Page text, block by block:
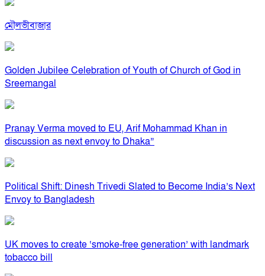
মৌলভীবাজার
Golden Jubilee Celebration of Youth of Church of God in
Sreemangal
Pranay Verma moved to EU, Arif Mohammad Khan in
discussion as next envoy to Dhaka”
Political Shift: Dinesh Trivedi Slated to Become India’s Next
Envoy to Bangladesh
UK moves to create ‘smoke-free generation’ with landmark
tobacco bill